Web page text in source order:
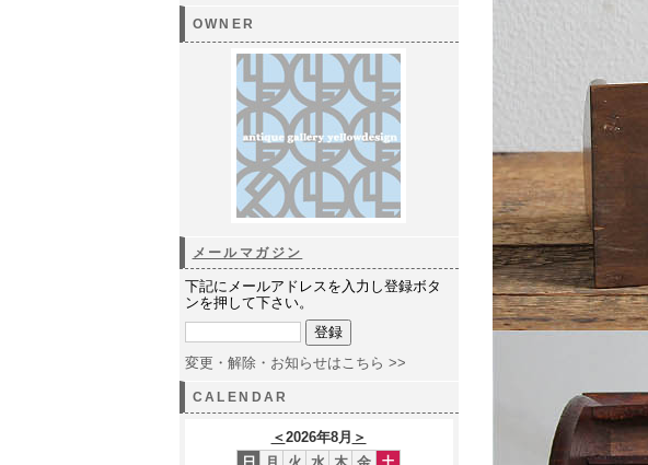
OWNER
メールマガジン
下記にメールアドレスを入力し登録ボタ
ンを押して下さい。
変更・解除・お知らせはこちら >>
CALENDAR
＜2026年8月 ＞